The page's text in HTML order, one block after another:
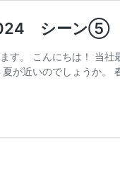
シーン⑤
す。 こんにちは！ 当
が近いのでしょうか